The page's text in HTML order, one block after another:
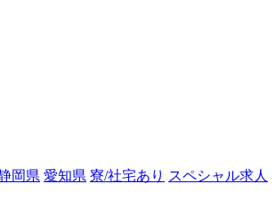
岡県 愛知県 寮/社宅あり スペシャル求人